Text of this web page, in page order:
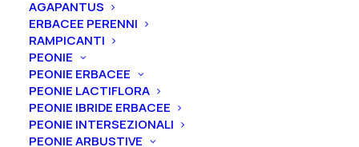
AGAPANTUS
ERBACEE PERENNI
RAMPICANTI
PEONIE
PEONIE ERBACEE
PEONIE LACTIFLORA
PEONIE IBRIDE ERBACEE
PEONIE INTERSEZIONALI
PEONIE ARBUSTIVE